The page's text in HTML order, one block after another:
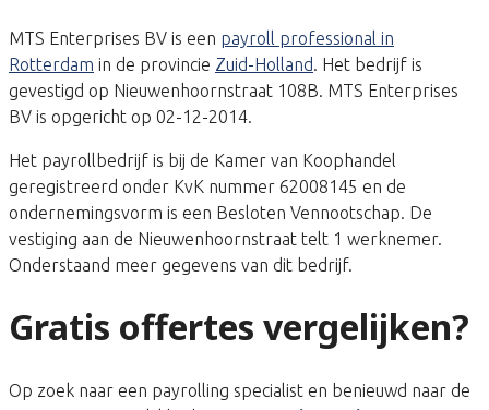
MTS Enterprises BV is een payroll professional in
Rotterdam in de provincie Zuid-Holland. Het bedrijf is
gevestigd op Nieuwenhoornstraat 108B. MTS Enterprises
BV is opgericht op 02-12-2014.
Het payrollbedrijf is bij de Kamer van Koophandel
geregistreerd onder KvK nummer 62008145 en de
ondernemingsvorm is een Besloten Vennootschap. De
vestiging aan de Nieuwenhoornstraat telt 1 werknemer.
Onderstaand meer gegevens van dit bedrijf.
Gratis offertes vergelijken?
Op zoek naar een payrolling specialist en benieuwd naar de